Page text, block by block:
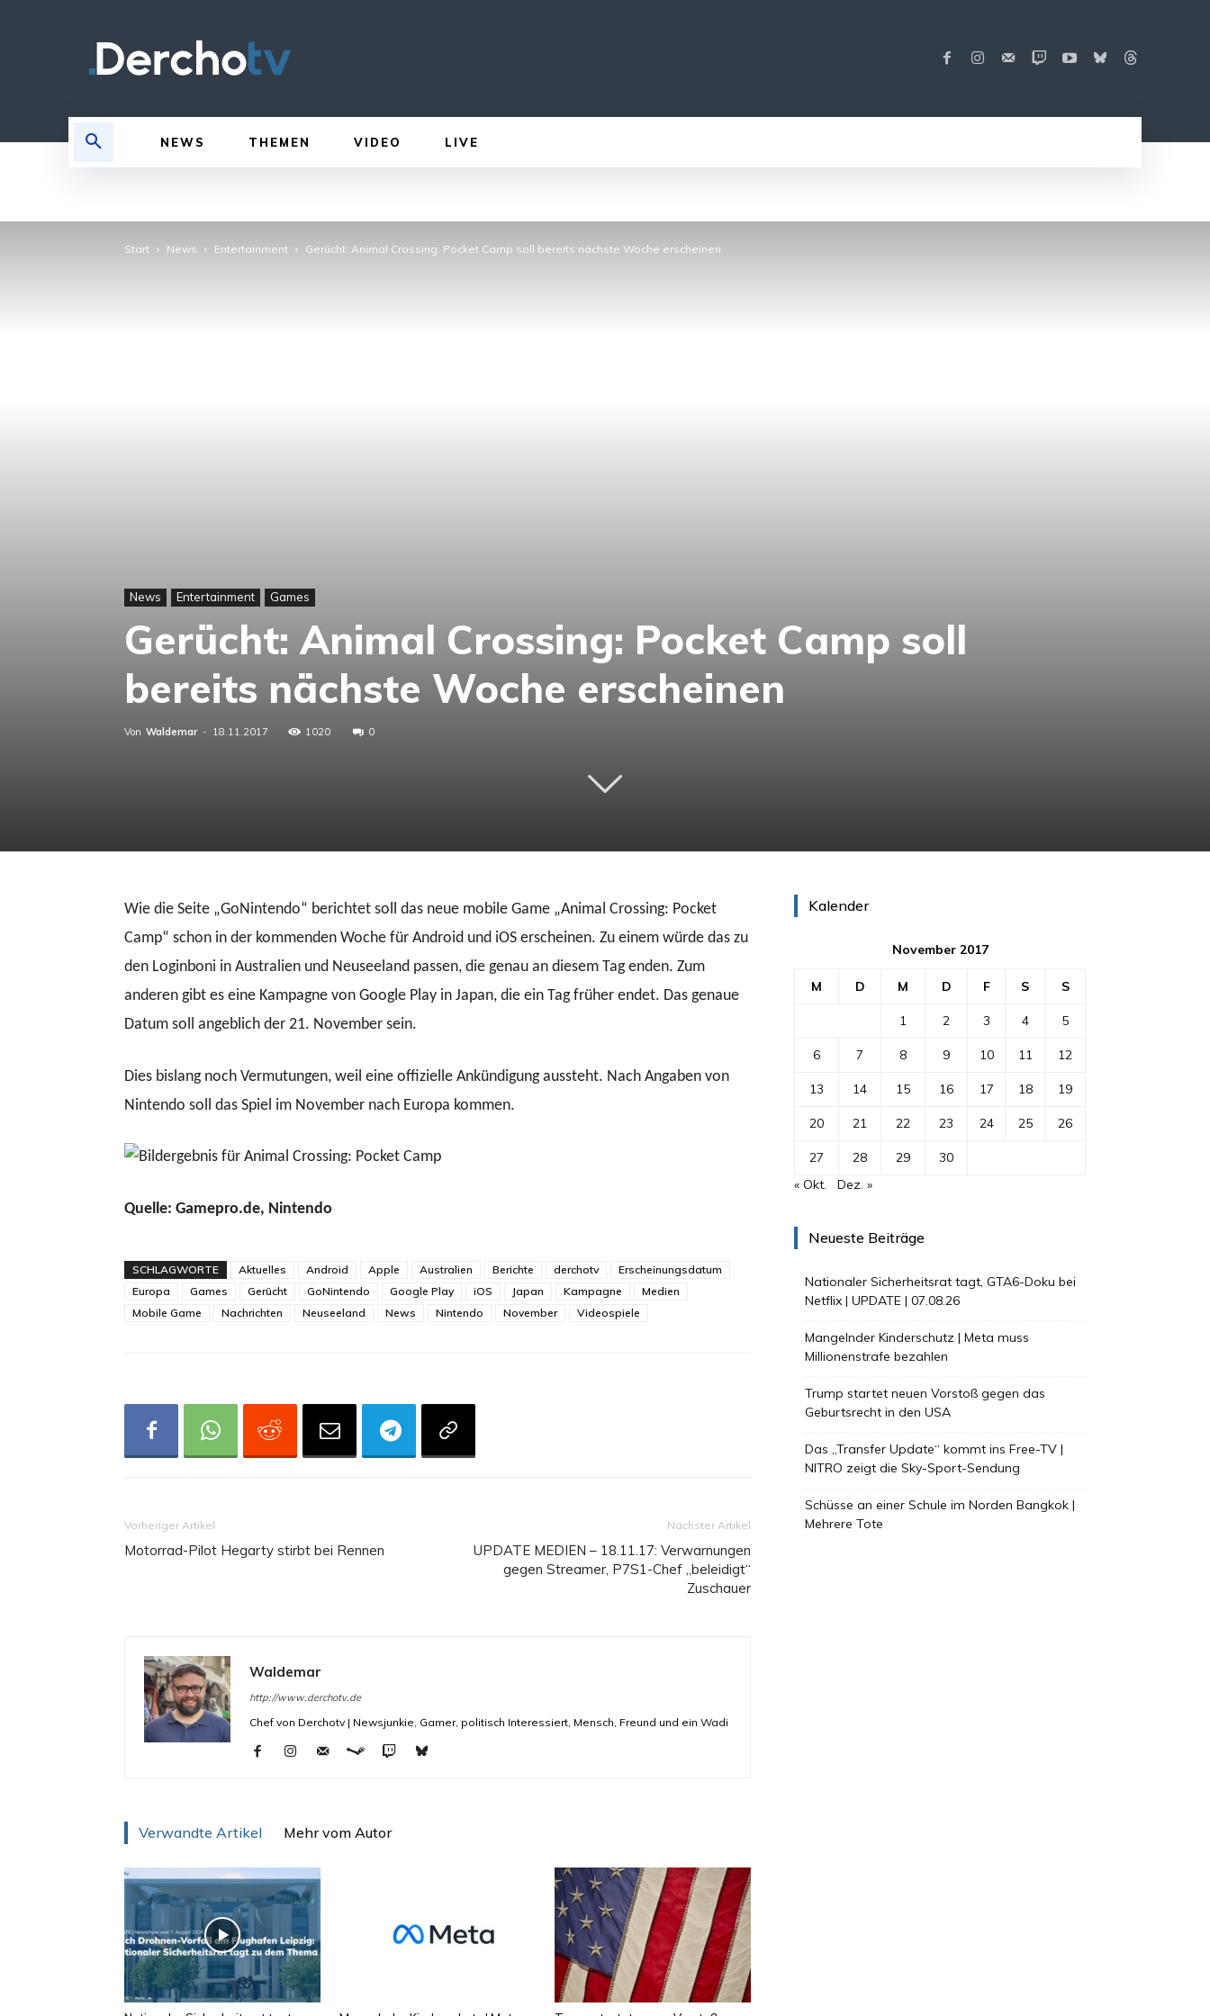
NEWS THEMEN VIDEO LIVE
Start News Entertainment Gerücht: Animal Crossing: Pocket Camp soll bereits nächste Woche erscheinen
News Entertainment Games
Gerücht: Animal Crossing: Pocket Camp soll
bereits nächste Woche erscheinen
Von Waldemar - 18.11.2017 1020 0
Wie die Seite „GoNintendo“ berichtet soll das neue mobile Game „Animal Crossing: Pocket
Camp“ schon in der kommenden Woche für Android und iOS erscheinen. Zu einem würde das zu
den Loginboni in Australien und Neuseeland passen, die genau an diesem Tag enden. Zum
anderen gibt es eine Kampagne von Google Play in Japan, die ein Tag früher endet. Das genaue
Datum soll angeblich der 21. November sein.
Dies bislang noch Vermutungen, weil eine offizielle Ankündigung aussteht. Nach Angaben von
Nintendo soll das Spiel im November nach Europa kommen.
Quelle: Gamepro.de, Nintendo
SCHLAGWORTE Aktuelles Android Apple Australien Berichte derchotv
Erscheinungsdatum
Europa
Games Gerücht GoNintendo Google Play iOS Japan Kampagne
Medien
Mobile Game
Nachrichten Neuseeland News Nintendo November Videospiele
Vorheriger Artikel
Motorrad-Pilot Hegarty stirbt bei Rennen
Nächster Artikel
UPDATE MEDIEN – 18.11.17: Verwarnungen
gegen Streamer, P7S1-Chef „beleidigt“
Zuschauer
Waldemar
http://www.derchotv.de
Chef von Derchotv | Newsjunkie, Gamer, politisch Interessiert, Mensch, Freund und ein Wadi
Verwandte Artikel Mehr vom Autor
Kalender
November 2017
M D M D F S S
1 2 3 4 5
6 7 8 9 10 11 12
13 14 15 16 17 18 19
20 21 22 23 24 25 26
27 28 29
30
« Okt.
Dez. »
Neueste Beiträge
Nationaler Sicherheitsrat tagt, GTA6-Doku bei
Netflix | UPDATE | 07.08.26
Mangelnder Kinderschutz | Meta muss
Millionenstrafe bezahlen
Trump startet neuen Vorstoß gegen das
Geburtsrecht in den USA
Das „Transfer Update“ kommt ins Free-TV |
NITRO zeigt die Sky-Sport-Sendung
Schüsse an einer Schule im Norden Bangkok |
Mehrere Tote